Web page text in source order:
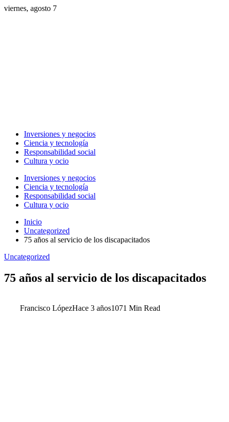
viernes, agosto 7
Inversiones y negocios
Ciencia y tecnología
Responsabilidad social
Cultura y ocio
Inversiones y negocios
Ciencia y tecnología
Responsabilidad social
Cultura y ocio
Inicio
Uncategorized
75 años al servicio de los discapacitados
Uncategorized
75 años al servicio de los discapacitados
Francisco LópezHace 3 años1071 Min Read